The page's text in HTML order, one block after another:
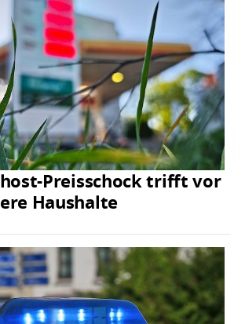
Preisschock trifft vor
Haushalte